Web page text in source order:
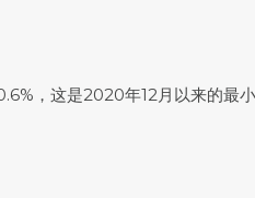
，这是2020年12月以来的最小